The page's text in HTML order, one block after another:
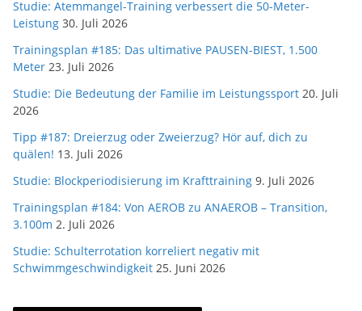
Studie: Atemmangel-Training verbessert die 50-Meter-
Leistung 30. Juli 2026
Trainingsplan #185: Das ultimative PAUSEN-BIEST, 1.500
Meter 23. Juli 2026
Studie: Die Bedeutung der Familie im Leistungssport 20. Juli
2026
Tipp #187: Dreierzug oder Zweierzug? Hör auf, dich zu
quälen! 13. Juli 2026
Studie: Blockperiodisierung im Krafttraining 9. Juli 2026
Trainingsplan #184: Von AEROB zu ANAEROB – Transition,
3.100m 2. Juli 2026
Studie: Schulterrotation korreliert negativ mit
Schwimmgeschwindigkeit 25. Juni 2026